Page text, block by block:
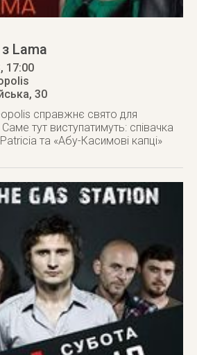
Lama
, 17:00
30
справжнє свято для
Саме тут виступатимуть: співачка
та «Абу-Касимові капці»